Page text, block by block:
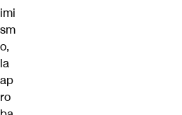
imi
sm
o,
la
ap
ro